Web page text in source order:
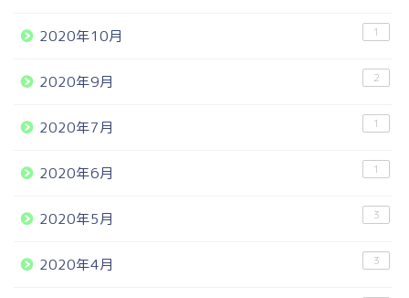
2020年10月 1
2020年9月 2
2020年7月 1
2020年6月 1
2020年5月 3
2020年4月 3